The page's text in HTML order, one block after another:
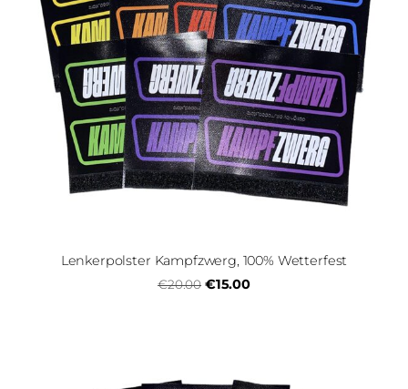
Lenkerpolster Kampfzwerg, 100% Wetterfest
€20.00 €15.00